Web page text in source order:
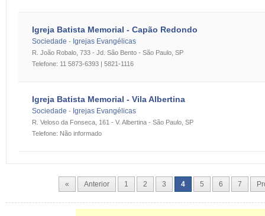
Igreja Batista Memorial - Capão Redondo
Sociedade - Igrejas Evangélicas
R. João Robalo, 733 - Jd. São Bento - São Paulo, SP
Telefone: 11 5873-6393 | 5821-1116
Igreja Batista Memorial - Vila Albertina
Sociedade - Igrejas Evangélicas
R. Veloso da Fonseca, 161 - V. Albertina - São Paulo, SP
Telefone: Não informado
« Anterior 1 2 3 4 5 6 7